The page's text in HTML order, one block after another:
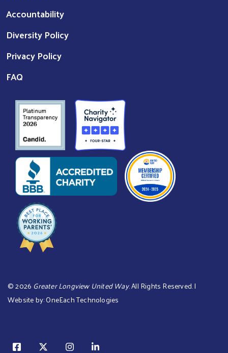
Accountability
Diversity Policy
Privacy Policy
FAQ
©2026 Greater Longview United Way. All Rights Reserved. |
Website by:OneEach Technologies